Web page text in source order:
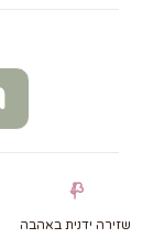
שזירה ידנית באהבה